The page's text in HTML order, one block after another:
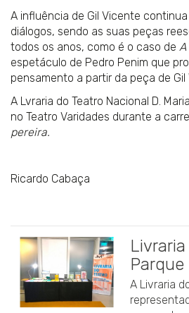
A influência de Gil Vicente
diálogos, sendo as suas peças
todos os anos, como é o caso de
espetáculo de Pedro Penim que
pensamento a partir da peça de Gil
A Lvraria do Teatro Nacional D.
no Teatro Varidades durante a
pereira.
Ricardo Cabaça
Parque
A Livraria